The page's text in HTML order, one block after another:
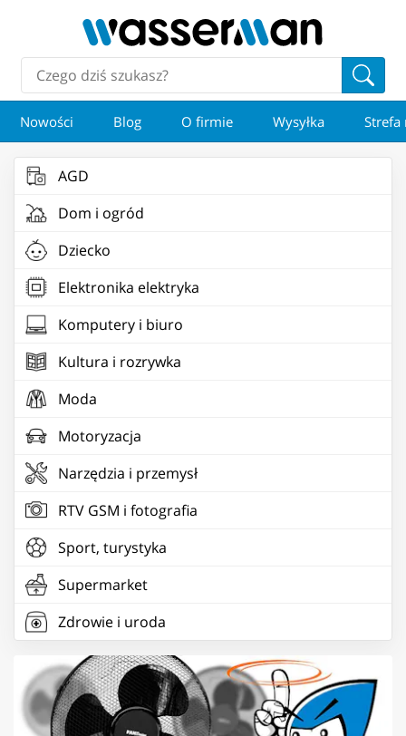
Nowości Blog O firmie Wysyłka Strefa
AGD
Dom i ogród
Dziecko
Elektronika elektryka
Komputery i biuro
Kultura i rozrywka
Moda
Motoryzacja
Narzędzia i przemysł
RTV GSM i fotografia
Sport, turystyka
Supermarket
Zdrowie i uroda